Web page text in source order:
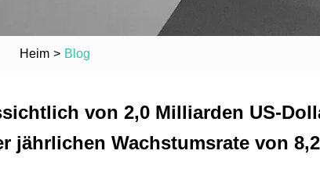
Heim > Blog
von 2,0 Milliarden US-
jährlichen Wachstumsrate von